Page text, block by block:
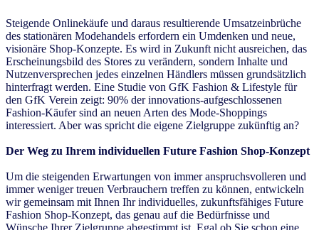
Steigende Onlinekäufe und daraus resultierende Umsatzeinbrüche
des stationären Modehandels erfordern ein Umdenken und neue,
visionäre Shop-Konzepte. Es wird in Zukunft nicht ausreichen, das
Erscheinungsbild des Stores zu verändern, sondern Inhalte und
Nutzenversprechen jedes einzelnen Händlers müssen grundsätzlich
hinterfragt werden. Eine Studie von GfK Fashion & Lifestyle für
den GfK Verein zeigt: 90% der innovations-aufgeschlossenen
Fashion-Käufer sind an neuen Arten des Mode-Shoppings
interessiert. Aber was spricht die eigene Zielgruppe zukünftig an?
Der Weg zu Ihrem individuellen Future Fashion Shop-Konzept
Um die steigenden Erwartungen von immer anspruchsvolleren und
immer weniger treuen Verbrauchern treffen zu können, entwickeln
wir gemeinsam mit Ihnen Ihr individuelles, zukunftsfähiges Future
Fashion Shop-Konzept, das genau auf die Bedürfnisse und
Wünsche Ihrer Zielgruppe abgestimmt ist. Egal ob Sie schon eine